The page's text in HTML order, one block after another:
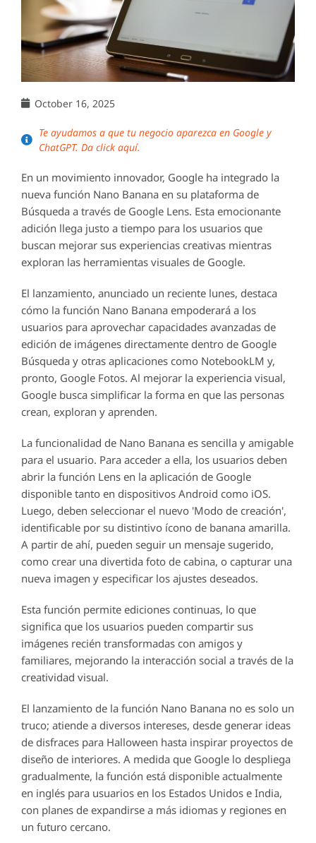
October 16, 2025
Te ayudamos a que tu negocio aparezca en Google y
ChatGPT. Da click aquí.
En un movimiento innovador, Google ha integrado la
nueva función Nano Banana en su plataforma de
Búsqueda a través de Google Lens. Esta emocionante
adición llega justo a tiempo para los usuarios que
buscan mejorar sus experiencias creativas mientras
exploran las herramientas visuales de Google.
El lanzamiento, anunciado un reciente lunes, destaca
cómo la función Nano Banana empoderará a los
usuarios para aprovechar capacidades avanzadas de
edición de imágenes directamente dentro de Google
Búsqueda y otras aplicaciones como NotebookLM y,
pronto, Google Fotos. Al mejorar la experiencia visual,
Google busca simplificar la forma en que las personas
crean, exploran y aprenden.
La funcionalidad de Nano Banana es sencilla y amigable
para el usuario. Para acceder a ella, los usuarios deben
abrir la función Lens en la aplicación de Google
disponible tanto en dispositivos Android como iOS.
Luego, deben seleccionar el nuevo 'Modo de creación',
identificable por su distintivo ícono de banana amarilla.
A partir de ahí, pueden seguir un mensaje sugerido,
como crear una divertida foto de cabina, o capturar una
nueva imagen y especificar los ajustes deseados.
Esta función permite ediciones continuas, lo que
significa que los usuarios pueden compartir sus
imágenes recién transformadas con amigos y
familiares, mejorando la interacción social a través de la
creatividad visual.
El lanzamiento de la función Nano Banana no es solo un
truco; atiende a diversos intereses, desde generar ideas
de disfraces para Halloween hasta inspirar proyectos de
diseño de interiores. A medida que Google lo despliega
gradualmente, la función está disponible actualmente
en inglés para usuarios en los Estados Unidos e India,
con planes de expandirse a más idiomas y regiones en
un futuro cercano.